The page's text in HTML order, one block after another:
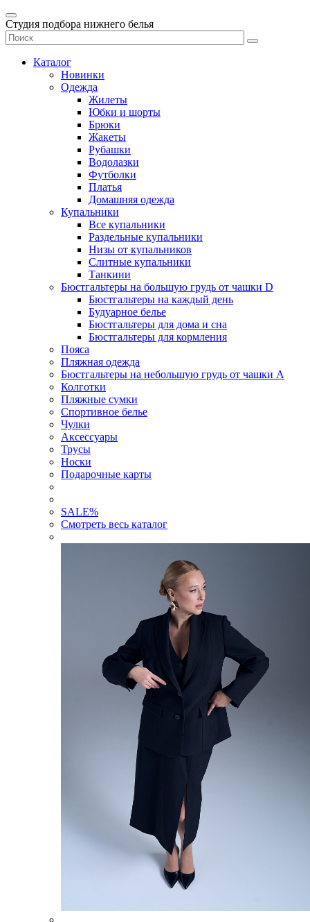
Студия подбора нижнего белья
Каталог
Новинки
Одежда
Жилеты
Юбки и шорты
Брюки
Жакеты
Рубашки
Водолазки
Футболки
Платья
Домашняя одежда
Купальники
Все купальники
Раздельные купальники
Низы от купальников
Слитные купальники
Танкини
Бюстгальтеры на большую грудь от чашки D
Бюстгальтеры на каждый день
Будуарное белье
Бюстгальтеры для дома и сна
Бюстгальтеры для кормления
Пояса
Пляжная одежда
Бюстгальтеры на небольшую грудь от чашки А
Колготки
Пляжные сумки
Спортивное белье
Чулки
Аксессуары
Трусы
Носки
Подарочные карты
SALE%
Смотреть весь каталог